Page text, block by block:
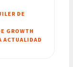
DE
GROWTH
ACTUALIDAD